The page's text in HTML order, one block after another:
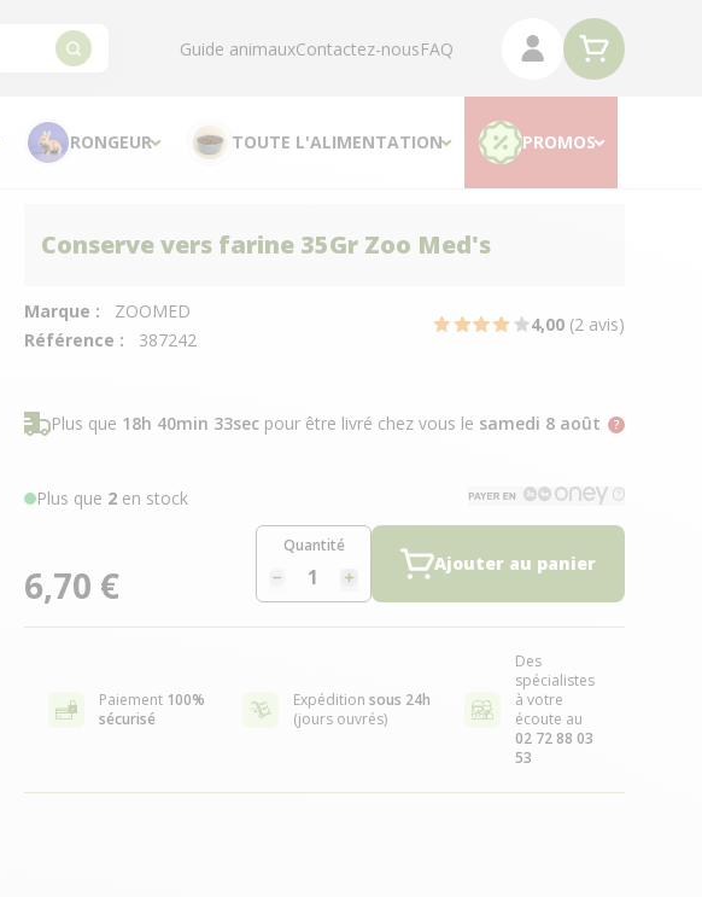
Guide animauxContactez-nousFAQ
RONGEUR TOUTE L'ALIMENTATION PROMOS
Conserve vers farine 35Gr Zoo Med's
Marque :
ZOOMED
Référence :
387242
4,00 (2 avis)
Plus que 18h 40min 32secpour être livré chez vous le samedi 8 août
Plus que 2en stock
6,70 €
Quantité
Ajouter au panier
Paiement 100%
sécurisé
Expédition sous 24h
(jours ouvrés)
Des
spécialistes
à votre
écoute au
02 72 88 03
53